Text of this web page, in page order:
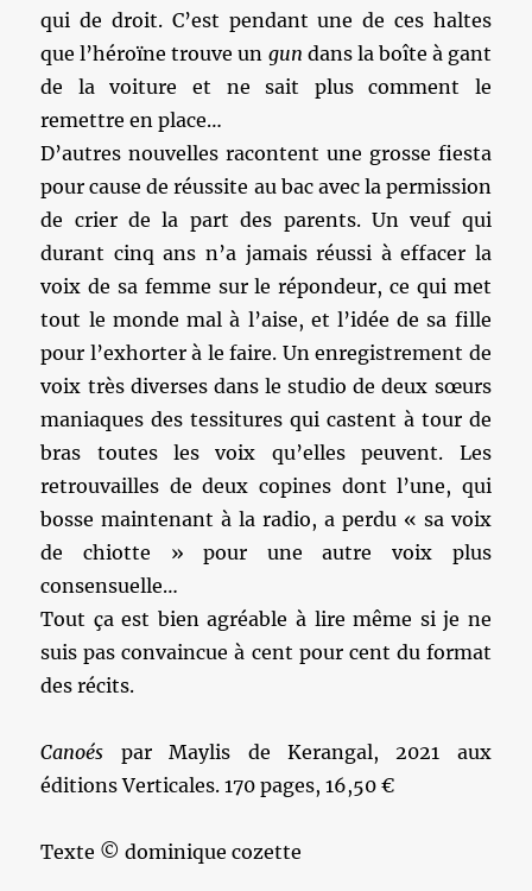
qui de droit. C’est pendant une de ces haltes
que l’héroïne trouve un gun dans la boîte à gant
de la voiture et ne sait plus comment le
remettre en place…
D’autres nouvelles racontent une grosse fiesta
pour cause de réussite au bac avec la permission
de crier de la part des parents. Un veuf qui
durant cinq ans n’a jamais réussi à effacer la
voix de sa femme sur le répondeur, ce qui met
tout le monde mal à l’aise, et l’idée de sa fille
pour l’exhorter à le faire. Un enregistrement de
voix très diverses dans le studio de deux sœurs
maniaques des tessitures qui castent à tour de
bras toutes les voix qu’elles peuvent. Les
retrouvailles de deux copines dont l’une, qui
bosse maintenant à la radio, a perdu « sa voix
de chiotte » pour une autre voix plus
consensuelle…
Tout ça est bien agréable à lire même si je ne
suis pas convaincue à cent pour cent du format
des récits.
Canoés par Maylis de Kerangal, 2021 aux
éditions Verticales. 170 pages, 16,50 €
Texte © dominique cozette